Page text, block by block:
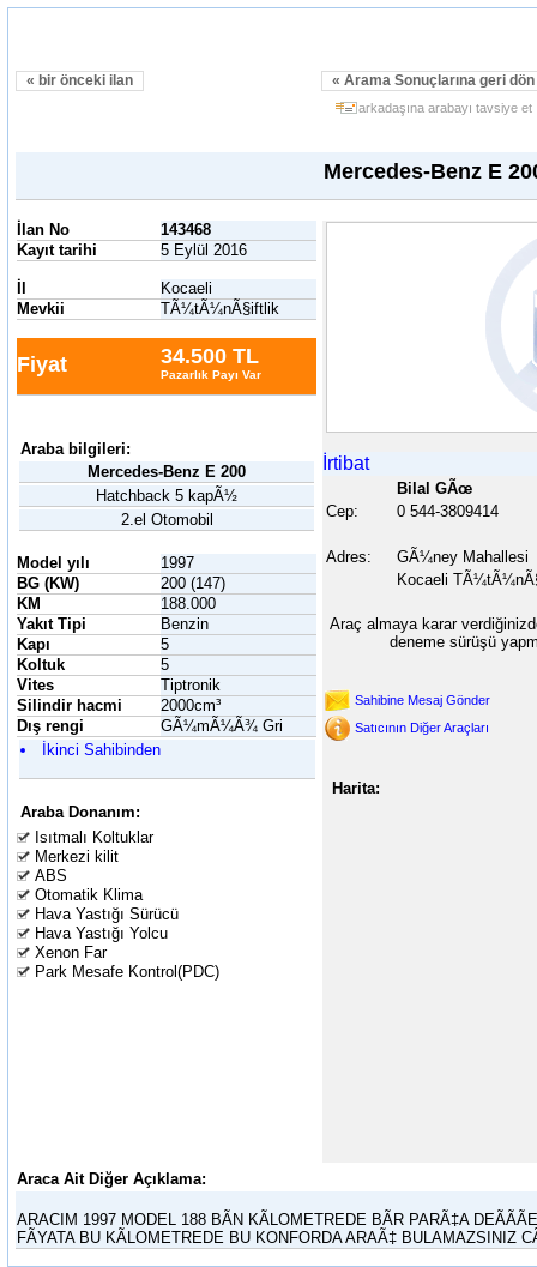
« bir önceki ilan « Arama Sonuçlarına geri dön
arkadaşına arabayı tavsiye et
Mercedes-Benz E
İlan No
143468
Kayıt tarihi
5 Eylül 2016
Kocaeli
Mevkii
TÃ¼tÃ¼nÃ§iftlik
Fiyat 34.500 TL
Pazarlık Payı Var
Araba bilgileri:
Mercedes-Benz E 200
Hatchback 5 kapÃ½
2.el Otomobil
Model yılı
1997
BG (KW)
200 (147)
KM
188.000
Yakıt Tipi
Benzin
Kapı
5
Koltuk
5
Vites
Tiptronik
Silindir hacmi
2000cm³
Dış rengi
GÃ¼mÃ¼Ã¾ Gri
İkinci Sahibinden
Araba Donanım:
Isıtmalı Koltuklar
Merkezi kilit
ABS
Otomatik Klima
Hava Yastığı Sürücü
Hava Yastığı Yolcu
Xenon Far
Park Mesafe Kontrol(PDC)
İrtibat
Bilal GÃœ
Cep:
0 544-3809414
Adres:
GÃ¼ney Mahallesi
Kocaeli
Araç almaya karar
deneme sürüşü
Sahibine Mesaj Gönder
Satıcının Diğer Araçları
Harita:
Araca Ait Diğer Açıklama:
ARACIM 1997 MODEL 188 BÃN KÃLOMETREDE BÃR PARÃ‡A
FÃYATA BU KÃLOMETREDE BU KONFORDA ARAÃ‡ BULAMAZSINIZ